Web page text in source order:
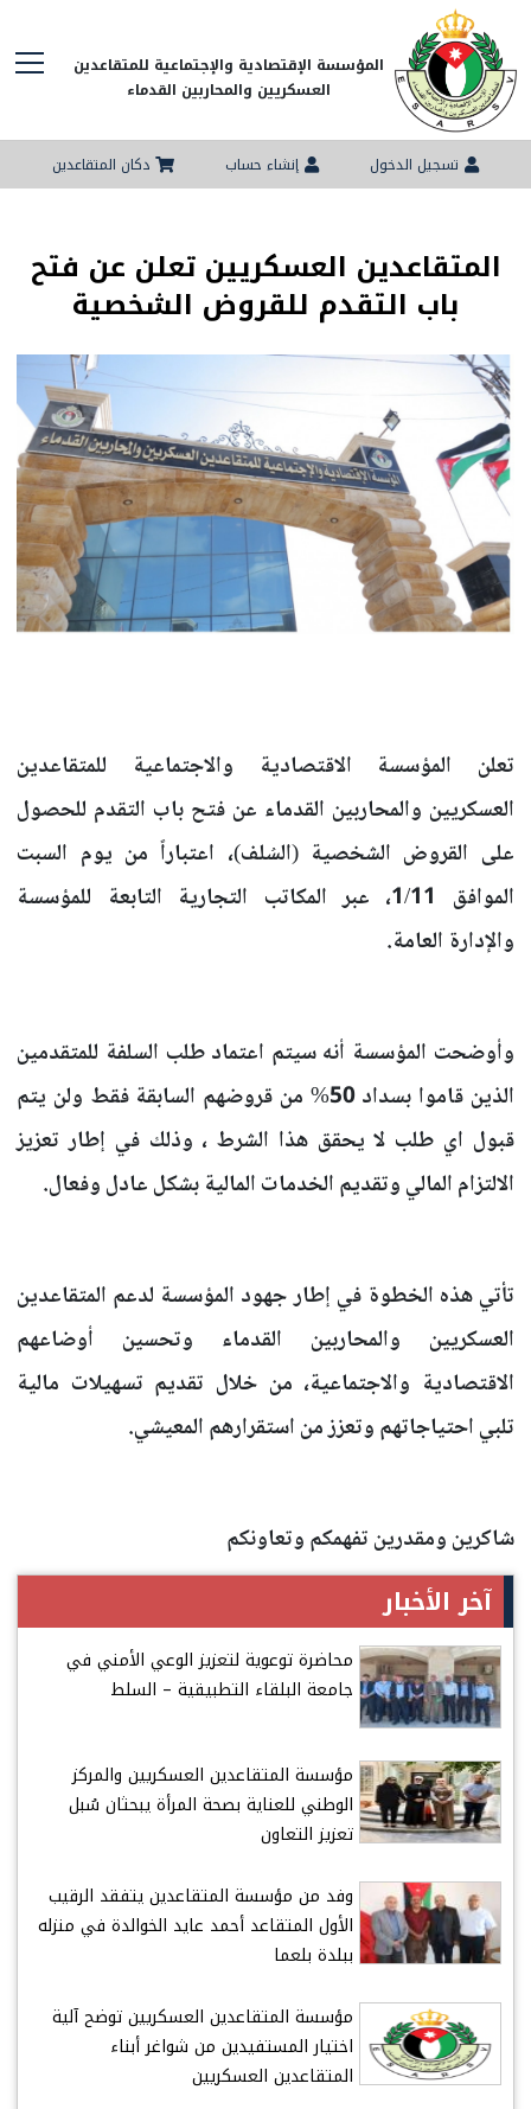
المؤسسة الإقتصادية والإجتماعية للمتقاعدين
العسكريين والمحاربين القدماء
تسجيل الدخول إنشاء حساب دكان المتقاعدين
المتقاعدين العسكريين تعلن عن فتح
باب التقدم للقروض الشخصية
تعلن المؤسسة الاقتصادية والاجتماعية للمتقاعدين
العسكريين والمحاربين القدماء عن فتح باب التقدم للحصول
على القروض الشخصية (السُلف)، اعتباراً من يوم السبت
الموافق 1/11، عبر المكاتب التجارية التابعة للمؤسسة
والإدارة العامة.
وأوضحت المؤسسة أنه سيتم اعتماد طلب السلفة للمتقدمين
الذين قاموا بسداد 50% من قروضهم السابقة فقط ولن يتم
قبول اي طلب لا يحقق هذا الشرط ، وذلك في إطار تعزيز
الالتزام المالي وتقديم الخدمات المالية بشكل عادل وفعال.
تأتي هذه الخطوة في إطار جهود المؤسسة لدعم المتقاعدين
العسكريين والمحاربين القدماء وتحسين أوضاعهم
الاقتصادية والاجتماعية، من خلال تقديم تسهيلات مالية
تلبي احتياجاتهم وتعزز من استقرارهم المعيشي.
شاكرين ومقدرين تفهمكم وتعاونكم
آخر الأخبار
محاضرة توعوية لتعزيز الوعي الأمني في
جامعة البلقاء التطبيقية – السلط
مؤسسة المتقاعدين العسكريين والمركز
الوطني للعناية بصحة المرأة يبحثان سُبل
تعزيز التعاون
وفد من مؤسسة المتقاعدين يتفقد الرقيب
الأول المتقاعد أحمد عايد الخوالدة في منزله
ببلدة بلعما
مؤسسة المتقاعدين العسكريين توضح آلية
اختيار المستفيدين من شواغر أبناء
المتقاعدين العسكريين